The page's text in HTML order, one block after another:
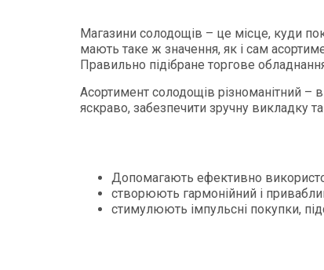
Магазини солодощів – це місце, куди
мають таке ж значення, як і сам
Правильно підібране торгове
Асортимент солодощів різноманітний –
яскраво, забезпечити зручну викладку
Допомагають ефективно
створюють гармонійний і
стимулюють імпульсні покупки,